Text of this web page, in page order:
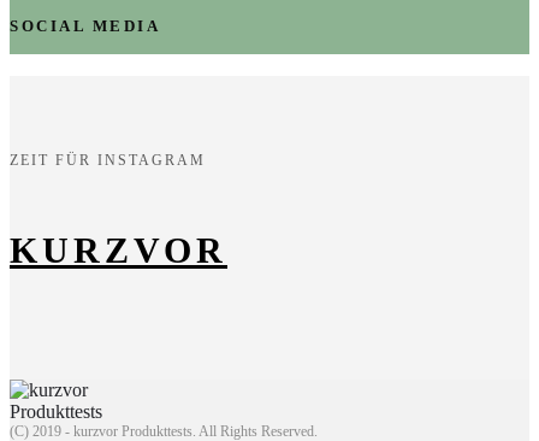
SOCIAL MEDIA
ZEIT FÜR INSTAGRAM
KURZVOR
(C) 2019 - kurzvor Produkttests. All Rights Reserved.